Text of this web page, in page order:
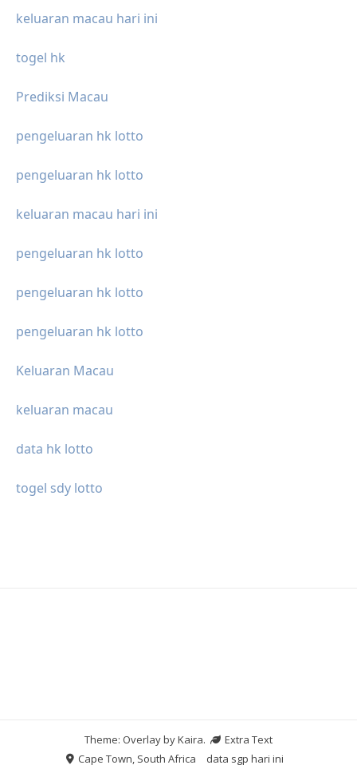
keluaran macau hari ini
togel hk
Prediksi Macau
pengeluaran hk lotto
pengeluaran hk lotto
keluaran macau hari ini
pengeluaran hk lotto
pengeluaran hk lotto
pengeluaran hk lotto
Keluaran Macau
keluaran macau
data hk lotto
togel sdy lotto
Theme: Overlay byKaira.
Extra Text
Cape Town, South Africa
data sgp hari ini